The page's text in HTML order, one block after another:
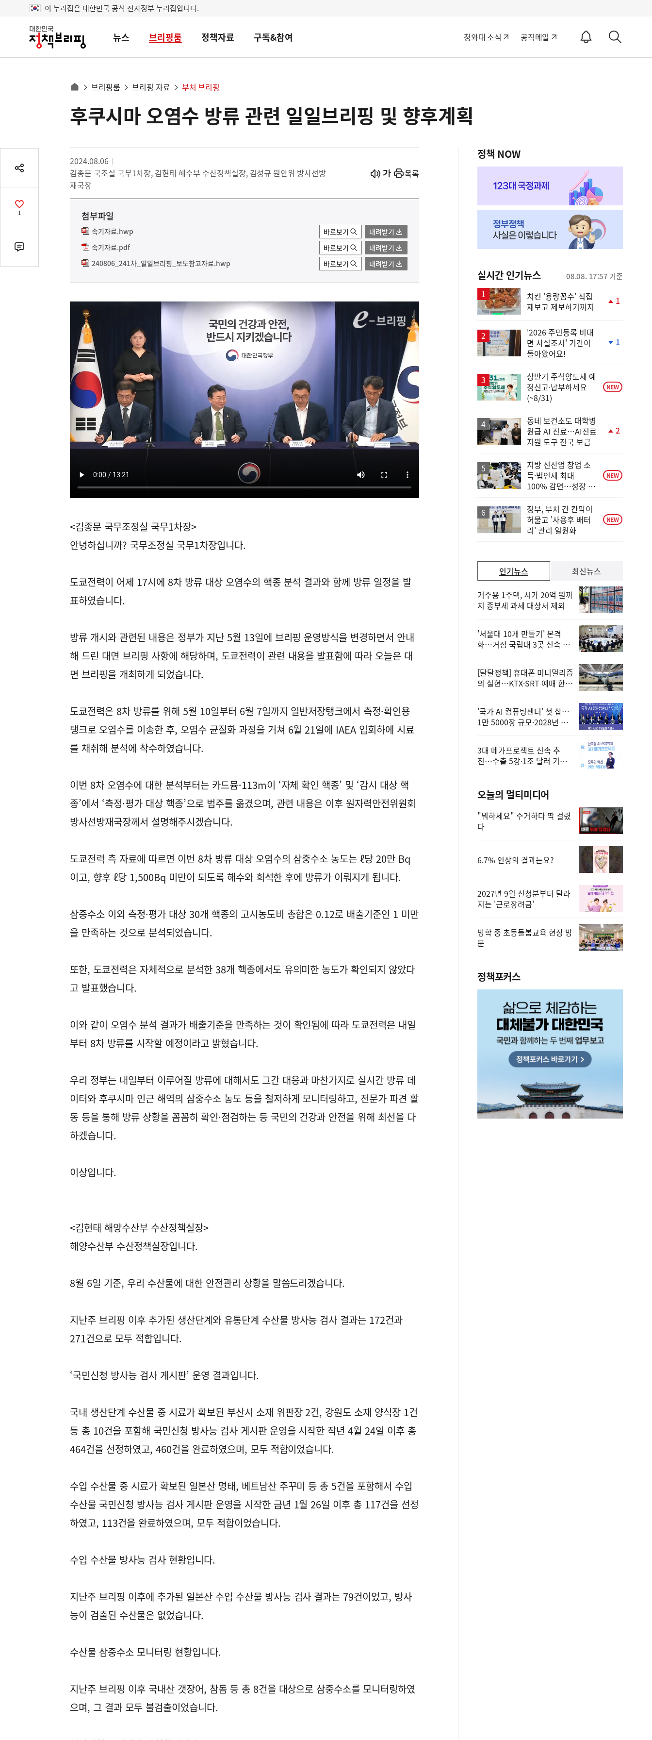
이 누리집은 대한민국 공식 전자정부 누리집입니다.
대
민
뉴스 브리핑룸 정책자료 구독&참여 청와대 소식 공직메일
알
ON
세
동
경
로
으
로
브리핑룸 브리핑 자료 부처 브리핑
영
역공
기
공
감
1
댓
글
후쿠시마 오염수 방류 관련 일일브리핑 및 향후계획
2024.08.06
김종문 국조실 국무1차장, 김현태 해수부 수산정책실장, 김성규 원안위 방사선방
재국장
시작
열기 목록
첨부파일
속기자료.hwp 바로보기
내려받기
속기자료.pdf
바로보기
내려받기
240806_241차_일일브리핑_보도참고자료.hwp
바로보기 내려받기
<김종문 국무조정실 국무1차장>
안녕하십니까? 국무조정실 국무1차장입니다.
도쿄전력이 어제 17시에 8차 방류 대상 오염수의 핵종 분석 결과와 함께 방류 일정을 발
표하였습니다.
방류 개시와 관련된 내용은 정부가 지난 5월 13일에 브리핑 운영방식을 변경하면서 안내
해 드린 대면 브리핑 사항에 해당하며, 도쿄전력이 관련 내용을 발표함에 따라 오늘은 대
면 브리핑을 개최하게 되었습니다.
도쿄전력은 8차 방류를 위해 5월 10일부터 6월 7일까지 일반저장탱크에서 측정·확인용
탱크로 오염수를 이송한 후, 오염수 균질화 과정을 거쳐 6월 21일에 IAEA 입회하에 시료
를 채취해 분석에 착수하였습니다.
이번 8차 오염수에 대한 분석부터는 카드뮴-113m이 ‘자체 확인 핵종’ 및 ‘감시 대상 핵
종’에서 ‘측정·평가 대상 핵종’으로 범주를 옮겼으며, 관련 내용은 이후 원자력안전위원회
방사선방재국장께서 설명해주시겠습니다.
도쿄전력 측 자료에 따르면 이번 8차 방류 대상 오염수의 삼중수소 농도는 ℓ당 20만 Bq
이고, 향후 ℓ당 1,500Bq 미만이 되도록 해수와 희석한 후에 방류가 이뤄지게 됩니다.
삼중수소 이외 측정·평가 대상 30개 핵종의 고시농도비 총합은 0.12로 배출기준인 1 미만
을 만족하는 것으로 분석되었습니다.
또한, 도쿄전력은 자체적으로 분석한 38개 핵종에서도 유의미한 농도가 확인되지 않았다
고 발표했습니다.
이와 같이 오염수 분석 결과가 배출기준을 만족하는 것이 확인됨에 따라 도쿄전력은 내일
부터 8차 방류를 시작할 예정이라고 밝혔습니다.
우리 정부는 내일부터 이루어질 방류에 대해서도 그간 대응과 마찬가지로 실시간 방류 데
이터와 후쿠시마 인근 해역의 삼중수소 농도 등을 철저하게 모니터링하고, 전문가 파견 활
동 등을 통해 방류 상황을 꼼꼼히 확인·점검하는 등 국민의 건강과 안전을 위해 최선을 다
하겠습니다.
이상입니다.
<김현태 해양수산부 수산정책실장>
해양수산부 수산정책실장입니다.
8월 6일 기준, 우리 수산물에 대한 안전관리 상황을 말씀드리겠습니다.
지난주 브리핑 이후 추가된 생산단계와 유통단계 수산물 방사능 검사 결과는 172건과
271건으로 모두 적합입니다.
‘국민신청 방사능 검사 게시판’ 운영 결과입니다.
국내 생산단계 수산물 중 시료가 확보된 부산시 소재 위판장 2건, 강원도 소재 양식장 1건
등 총 10건을 포함해 국민신청 방사능 검사 게시판 운영을 시작한 작년 4월 24일 이후 총
464건을 선정하였고, 460건을 완료하였으며, 모두 적합이었습니다.
수입 수산물 중 시료가 확보된 일본산 명태, 베트남산 주꾸미 등 총 5건을 포함해서 수입
수산물 국민신청 방사능 검사 게시판 운영을 시작한 금년 1월 26일 이후 총 117건을 선정
하였고, 113건을 완료하였으며, 모두 적합이었습니다.
수입 수산물 방사능 검사 현황입니다.
지난주 브리핑 이후에 추가된 일본산 수입 수산물 방사능 검사 결과는 79건이었고, 방사
능이 검출된 수산물은 없었습니다.
수산물 삼중수소 모니터링 현황입니다.
지난주 브리핑 이후 국내산 갯장어, 참돔 등 총 8건을 대상으로 삼중수소를 모니터링하였
으며, 그 결과 모두 불검출이었습니다.
정책 NOW
실시간 인기뉴스 08.08. 17:57 기준
치킨 '용량꼼수' 직접
재보고 제보하기까지
1
'2026 주민등록 비대
면 사실조사' 기간이
돌아왔어요!
1
상반기 주식양도세 예
정신고·납부하세요
(~8/31)
NEW
동네 보건소도 대학병
원급 AI 진료…AI진료
지원 도구 전국 보급
2
지방 신산업 창업 소
득·법인세 최대
100% 감면…성장 지
NEW
정부, 부처 간 칸막이
허물고 '사용후 배터
리' 관리 일원화
NEW
인기뉴스
거주용 1주택, 시가 20억 원까
지 종부세 과세 대상서 제외
'서울대 10개 만들기' 본격
화…거점 국립대 3곳 신속 선
[달달정책] 휴대폰 미니멀리즘
의 실현…KTX·SRT 예매 한
'국가 AI 컴퓨팅센터' 첫 삽…
1만 5000장 규모·2028년 완
3대 메가프로젝트 신속 추
진…수출 5강·1조 달러 기반
최신뉴스
오늘의 멀티미디어
"뭐하세요" 수거하다 딱 걸렸
다
6.7% 인상의 결과는요?
2027년 9월 신청분부터 달라
지는 '근로장려금'
방학 중 초등돌봄교육 현장 방
문
정책포커스